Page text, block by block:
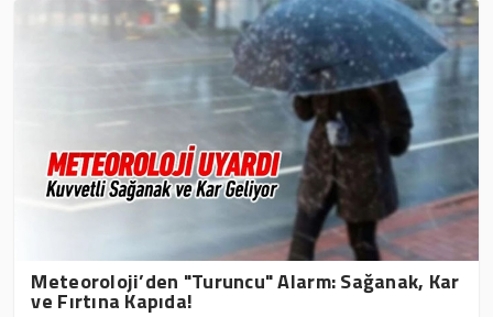
Meteoroloji’den "Turuncu" Alarm: Sağanak, Kar
ve Fırtına Kapıda!